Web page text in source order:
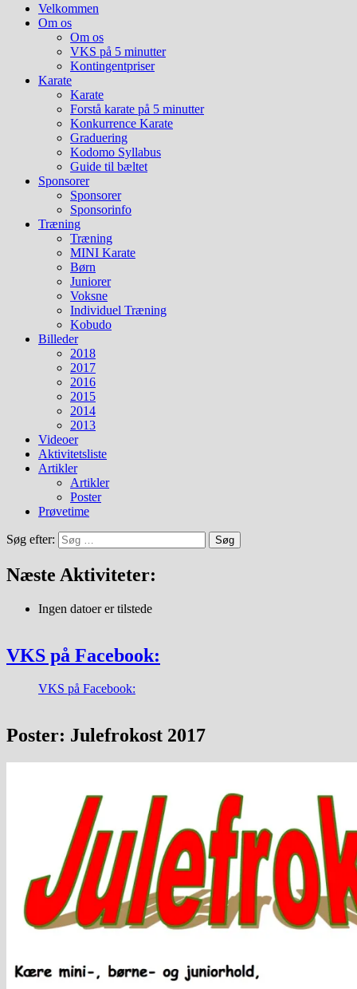
Velkommen
Om os
Om os
VKS på 5 minutter
Kontingentpriser
Karate
Karate
Forstå karate på 5 minutter
Konkurrence Karate
Graduering
Kodomo Syllabus
Guide til bæltet
Sponsorer
Sponsorer
Sponsorinfo
Træning
Træning
MINI Karate
Børn
Juniorer
Voksne
Individuel Træning
Kobudo
Billeder
2018
2017
2016
2015
2014
2013
Videoer
Aktivitetsliste
Artikler
Artikler
Poster
Prøvetime
Søg efter:
Næste Aktiviteter:
Ingen datoer er tilstede
VKS på Facebook:
VKS på Facebook:
Poster: Julefrokost 2017